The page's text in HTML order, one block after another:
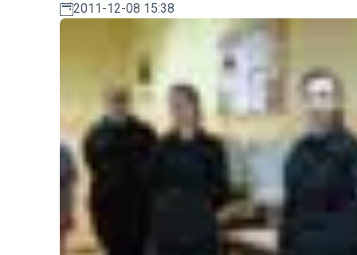
2011-12-08 15:38